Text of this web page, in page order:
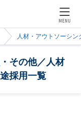
MENU
人材・アウトソーシ
その他／人材
採用一覧